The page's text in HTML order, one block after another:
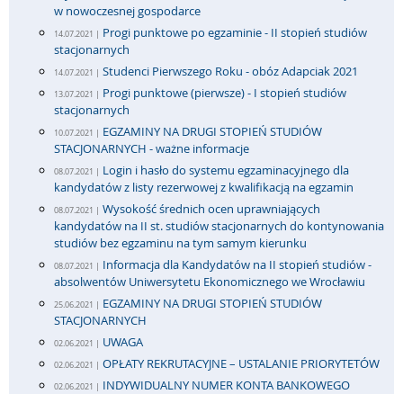
w nowoczesnej gospodarce
14.07.2021 | Progi punktowe po egzaminie - II stopień studiów
stacjonarnych
14.07.2021 | Studenci Pierwszego Roku - obóz Adapciak 2021
13.07.2021 | Progi punktowe (pierwsze) - I stopień studiów
stacjonarnych
10.07.2021 | EGZAMINY NA DRUGI STOPIEŃ STUDIÓW
STACJONARNYCH - ważne informacje
08.07.2021 | Login i hasło do systemu egzaminacyjnego dla
kandydatów z listy rezerwowej z kwalifikacją na egzamin
08.07.2021 | Wysokość średnich ocen uprawniających
kandydatów na II st. studiów stacjonarnych do kontynowania
studiów bez egzaminu na tym samym kierunku
08.07.2021 | Informacja dla Kandydatów na II stopień studiów -
absolwentów Uniwersytetu Ekonomicznego we Wrocławiu
25.06.2021 | EGZAMINY NA DRUGI STOPIEŃ STUDIÓW
STACJONARNYCH
02.06.2021 | UWAGA
02.06.2021 | OPŁATY REKRUTACYJNE – USTALANIE PRIORYTETÓW
02.06.2021 | INDYWIDUALNY NUMER KONTA BANKOWEGO